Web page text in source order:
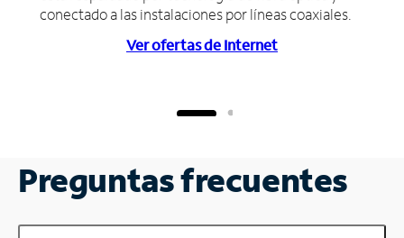
conectado a las instalaciones por líneas coaxiales.
Ver ofertas de Internet
Preguntas frecuentes